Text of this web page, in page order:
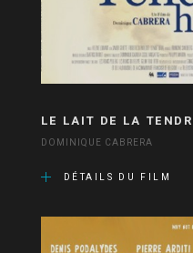
LE LAIT DE LA
DOMINIQUE CABRERA
DÉTAILS DU FILM